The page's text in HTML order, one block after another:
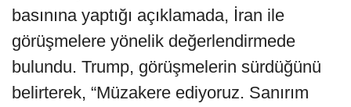
basınına yaptığı açıklamada, İran ile
görüşmelere yönelik değerlendirmede
bulundu. Trump, görüşmelerin sürdüğünü
belirterek, “Müzakere ediyoruz. Sanırım